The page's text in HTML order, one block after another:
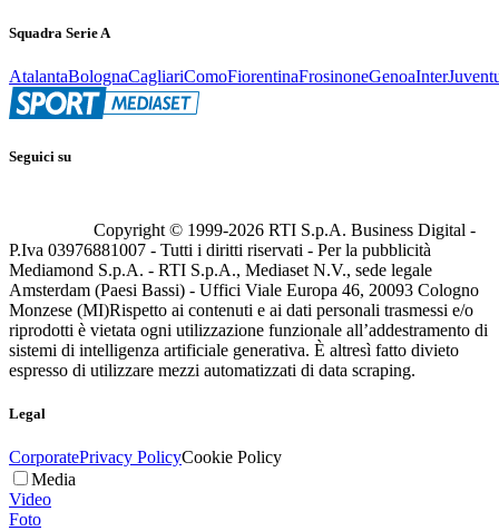
Squadra Serie A
AtalantaBolognaCagliariComoFiorentinaFrosinoneGenoaInter
Seguici su
Copyright © 1999-2026 RTI S.p.A. Business Digital -
P.Iva 03976881007 - Tutti i diritti riservati - Per la pubblicità
Mediamond S.p.A. - RTI S.p.A., Mediaset N.V., sede legale
Amsterdam (Paesi Bassi) - Uffici Viale Europa 46, 20093 Cologno
Monzese (MI)Rispetto ai contenuti e ai dati personali trasmessi e/o
riprodotti è vietata ogni utilizzazione funzionale all’addestramento di
sistemi di intelligenza artificiale generativa. È altresì fatto divieto
espresso di utilizzare mezzi automatizzati di data scraping.
Legal
CorporatePrivacy PolicyCookie Policy
Media
Video
Foto